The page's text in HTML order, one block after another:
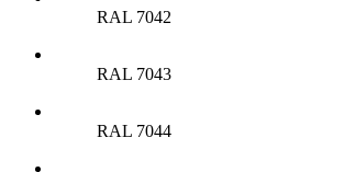
RAL 7042
RAL 7043
RAL 7044